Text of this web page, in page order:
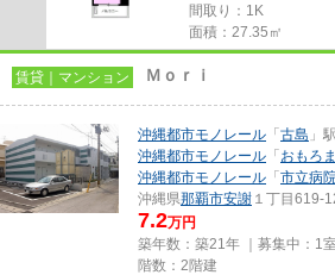
間取り：1K
面積：27.35㎡
賃貸｜マンション Ｍｏｒｉ
沖縄都市モノレール 「 古島 」
沖縄都市モノレール 「 おもろ
沖縄都市モノレール 「 市立病
沖縄県那覇市安謝 １丁目619-
7.2万円
築年数：築21年 ｜募集中： 1室
階数：2階建